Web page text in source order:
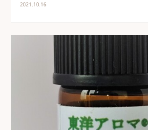
2021.10.16